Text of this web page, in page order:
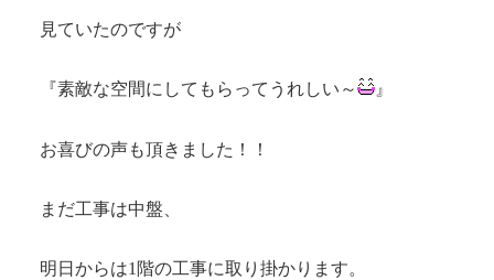
見ていたのですが
『素敵な空間にしてもらってうれしい～ 』
お喜びの声も頂きました！！
まだ工事は中盤、
明日からは1階の工事に取り掛かります。